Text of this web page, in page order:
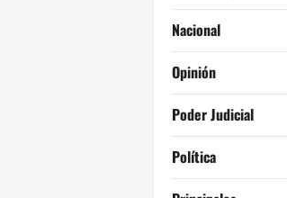
Nacional
Opinión
Poder Judicial
Política